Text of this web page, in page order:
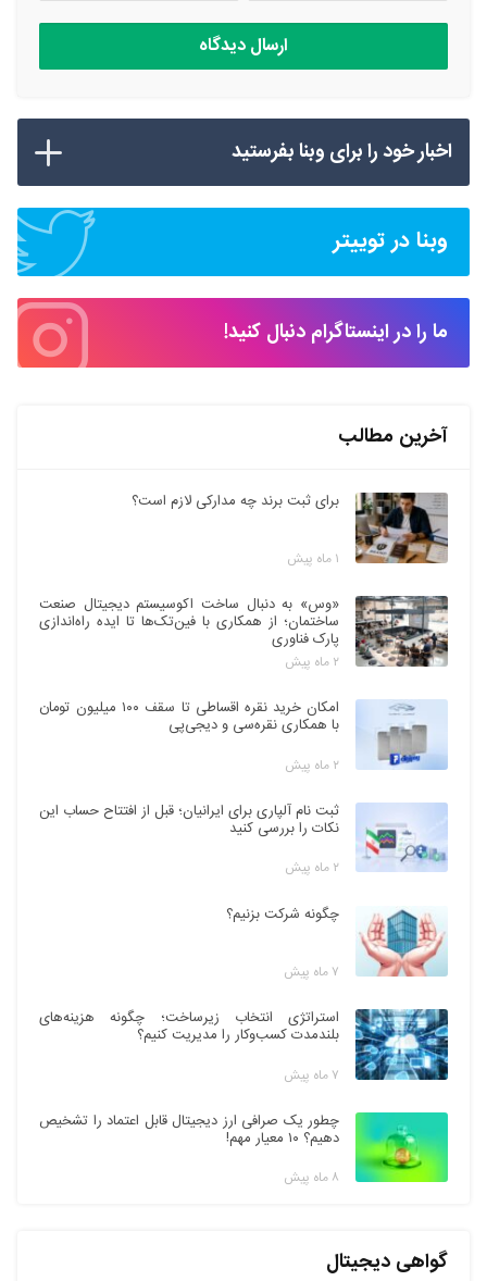
اخبار خود را برای وبنا بفرستید
وبنا در توییتر
ما را در اینستاگرام دنبال کنید!
آخرین مطالب
برای ثبت برند چه مدارکی لازم است؟
۱ ماه پیش
«وس» به دنبال ساخت اکوسیستم دیجیتال صنعت
ساختمان؛ از همکاری با فین‌تک‌ها تا ایده راه‌اندازی
پارک فناوری
۲ ماه پیش
امکان خرید نقره اقساطی تا سقف ۱۰۰ میلیون تومان
با همکاری نقره‌سی و دیجی‌پی
۲ ماه پیش
ثبت نام آلپاری برای ایرانیان؛ قبل از افتتاح حساب این
نکات را بررسی کنید
۲ ماه پیش
چگونه شرکت بزنیم؟
۷ ماه پیش
استراتژی انتخاب زیرساخت؛ چگونه هزینه‌های
بلندمدت کسب‌وکار را مدیریت کنیم؟
۷ ماه پیش
چطور یک صرافی ارز دیجیتال قابل اعتماد را تشخیص
دهیم؟ ۱۰ معیار مهم!
۸ ماه پیش
گواهی دیجیتال